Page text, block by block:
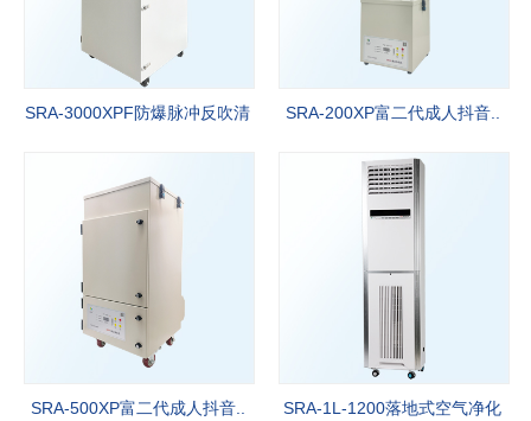
SRA-3000XPF防爆脉冲反吹清 SRA-200XP富二代成人抖音..
SRA-500XP富二代成人抖音.. SRA-1L-1200落地式空气净化